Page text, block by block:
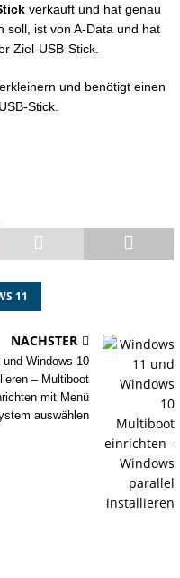
verkauft und hat genau
soll, ist von A-Data und hat
Ziel-USB-Stick.
und benötigt einen
Stick.
11
NÄCHSTER
und Windows 10
– Multiboot
mit Menü
auswählen